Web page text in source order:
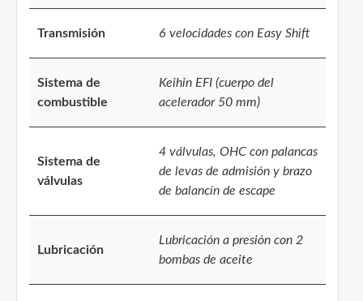
Transmisión 6 velocidades con Easy Shift
Sistema de
combustible
Keihin EFI (cuerpo del
acelerador 50 mm)
Sistema de
válvulas
4 válvulas, OHC con palancas
de levas de admisión y brazo
de balancín de escape
Lubricación
Lubricación a presión con 2
bombas de aceite